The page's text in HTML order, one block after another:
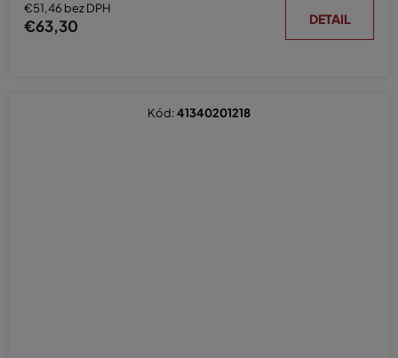
€51,46 bez DPH
€63,30 DETAIL
Kód:41340201218